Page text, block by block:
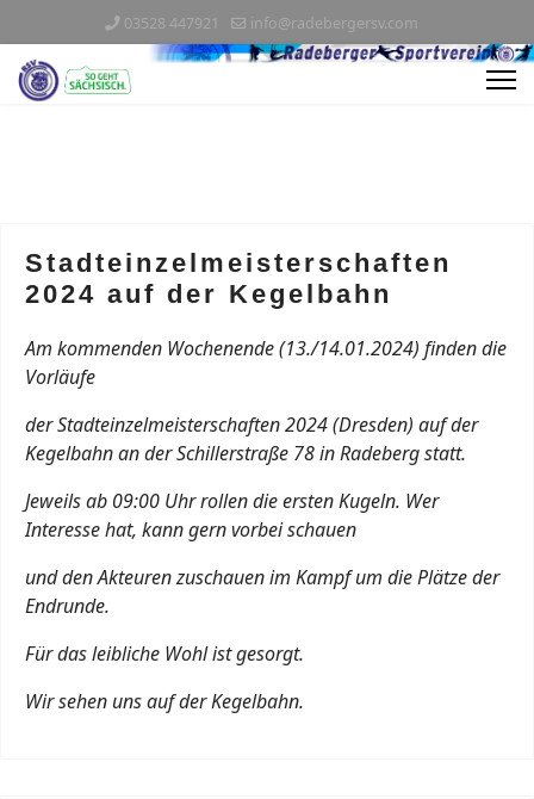
03528 447921 info@radebergersv.com
Stadteinzelmeisterschaften
2024 auf der Kegelbahn
Am kommenden Wochenende (13./14.01.2024) finden die
Vorläufe
der Stadteinzelmeisterschaften 2024 (Dresden) auf der
Kegelbahn an der Schillerstraße 78 in Radeberg statt.
Jeweils ab 09:00 Uhr rollen die ersten Kugeln. Wer
Interesse hat, kann gern vorbei schauen
und den Akteuren zuschauen im Kampf um die Plätze der
Endrunde.
Für das leibliche Wohl ist gesorgt.
Wir sehen uns auf der Kegelbahn.